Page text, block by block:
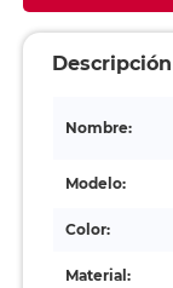
Nombre:
Modelo:
Color:
Material: